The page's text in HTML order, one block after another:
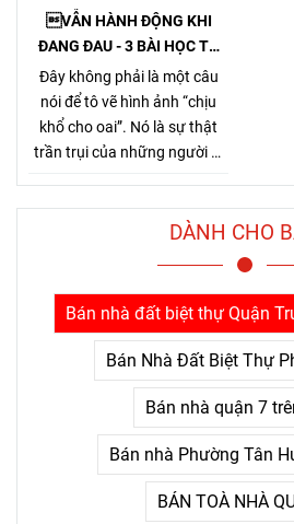
thị trường bất động sản.
VẪN HÀNH ĐỘNG KHI
ĐANG ĐAU - 3 BÀI HỌC TỪ
TỶ PHÚ JENSEN HUANG
Đây không phải là một câu
nói để tô vẽ hình ảnh “chịu
khổ cho oai”. Nó là sự thật
trần trụi của những người đi
người chỉ nhận ra sau khi đã
phải là khó khăn lớn, mà là
nỗi đau kéo dài không thấy
điểm kết.
DÀNH CHO
Bán nhà đất biệt thự Quận
Bán Nhà Đất Biệt Thự
Bán nhà quận 7
Bán nhà Phường Tân
BÁN TOÀ NHÀ